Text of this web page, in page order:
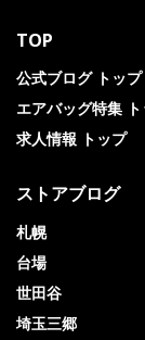
TOP
公式ブログ トップ
エアバッグ特集
求人情報 トップ
ストアブログ
札幌
台場
世田谷
埼玉三郷